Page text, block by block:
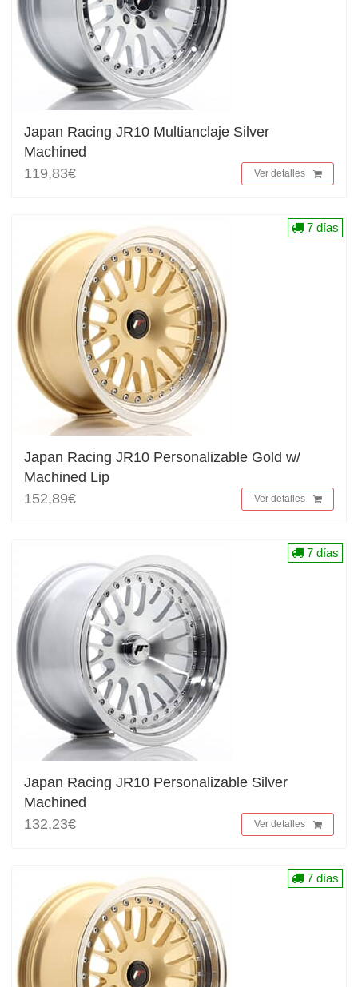
Japan Racing JR10 Multianclaje Silver
Machined
119,83€
Ver detalles
Japan Racing JR10 Personalizable Gold w/
Machined Lip
152,89€
Ver detalles
7 días
Japan Racing JR10 Personalizable Silver
Machined
132,23€
Ver detalles
7 días
7 días